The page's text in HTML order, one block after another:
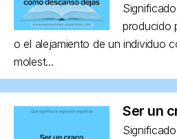
producido
o el alejamiento de un individuo
molest...
Ser un